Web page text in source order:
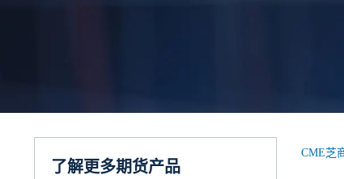
了解更多期货产品
CME芝